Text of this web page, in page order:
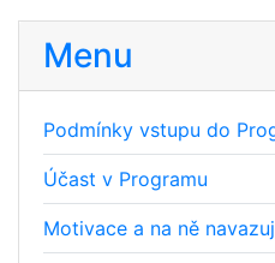
Menu
Podmínky vstupu do
Účast v Programu
Motivace a na ně